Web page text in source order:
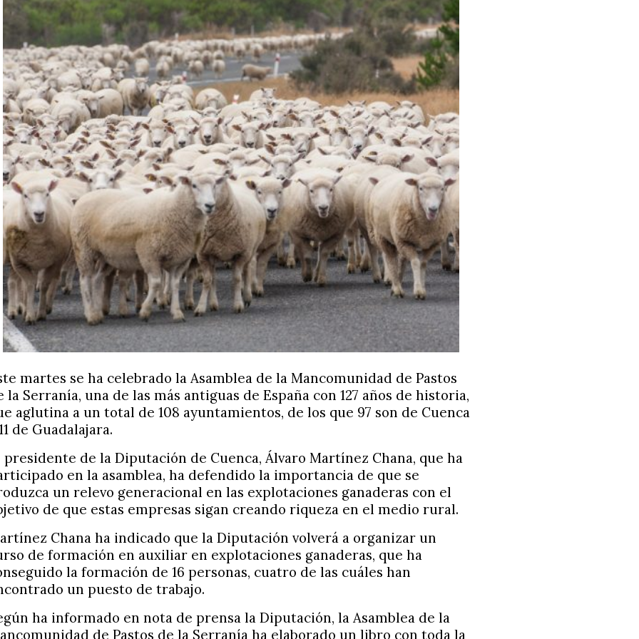
martes se ha celebrado la Asamblea de la Mancomunidad de Pastos
la Serranía, una de las más antiguas de España con 127 años de historia,
aglutina a un total de 108 ayuntamientos, de los que 97 son de Cuenca
de Guadalajara.
presidente de la Diputación de Cuenca, Álvaro Martínez Chana, que ha
en la asamblea, ha defendido la importancia de que se
un relevo generacional en las explotaciones ganaderas con el
de que estas empresas sigan creando riqueza en el medio rural.
Chana ha indicado que la Diputación volverá a organizar un
de formación en auxiliar en explotaciones ganaderas, que ha
la formación de 16 personas, cuatro de las cuáles han
un puesto de trabajo.
ha informado en nota de prensa la Diputación, la Asamblea de la
de Pastos de la Serranía ha elaborado un libro con toda la